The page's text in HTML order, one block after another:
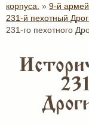
корпуса. » 9-й
231-й пехотный
231-го пехотного